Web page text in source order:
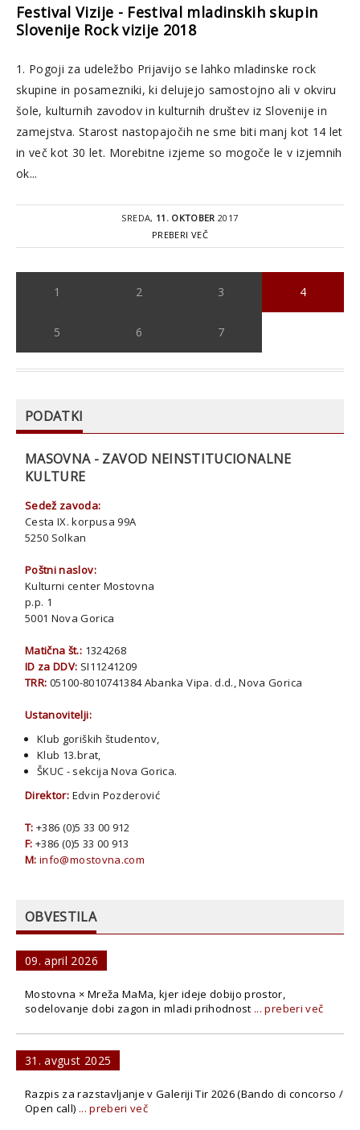
Festival Vizije - Festival mladinskih skupin
Slovenije Rock vizije 2018
1. Pogoji za udeležbo Prijavijo se lahko mladinske rock
skupine in posamezniki, ki delujejo samostojno ali v okviru
šole, kulturnih zavodov in kulturnih društev iz Slovenije in
zamejstva. Starost nastopajočih ne sme biti manj kot 14 let
in več kot 30 let. Morebitne izjeme so mogoče le v izjemnih
ok...
SREDA, 11. OKTOBER 2017
PREBERI VEČ
1 2 3 4
5 6 7
PODATKI
MASOVNA - ZAVOD NEINSTITUCIONALNE
KULTURE
Sedež zavoda:
Cesta IX. korpusa 99A
5250 Solkan
Poštni naslov:
Kulturni center Mostovna
p.p. 1
5001 Nova Gorica
Matična št.: 1324268
ID za DDV: SI11241209
TRR: 05100-8010741384 Abanka Vipa. d.d., Nova Gorica
Ustanovitelji:
Klub goriških študentov,
Klub 13.brat,
ŠKUC - sekcija Nova Gorica.
Direktor: Edvin Pozderović
T: +386 (0)5 33 00 912
F: +386 (0)5 33 00 913
M: info@mostovna.com
OBVESTILA
09. april 2026
Mostovna × Mreža MaMa, kjer ideje dobijo prostor,
sodelovanje dobi zagon in mladi prihodnost ... preberi več
31. avgust 2025
Razpis za razstavljanje v Galeriji Tir 2026 (Bando di concorso /
Open call) ... preberi več